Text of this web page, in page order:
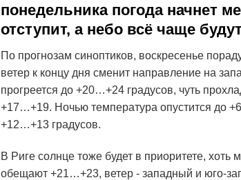
понедельника погода начнет
отступит, а небо всё чаще
По прогнозам синоптиков, воскресенье
ветер к концу дня сменит направление на
прогреется до +20…+24 градусов, чуть
+17…+19. Ночью температура опустится до
+12…+13 градусов.
В Риге солнце тоже будет в приоритете,
обещают +21…+23, ветер - западный и юго-